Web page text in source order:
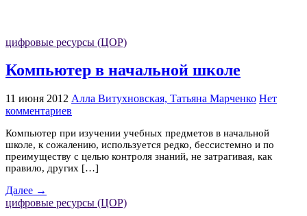
цифровые ресурсы (ЦОР)
Компьютер в начальной школе
11 июня 2012 Алла Витухновская, Татьяна Марченко Нет
комментариев
Компьютер при изучении учебных предметов в начальной
школе, к сожалению, используется редко, бессистемно и по
преимуществу с целью контроля знаний, не затрагивая, как
правило, других […]
Далее →
цифровые ресурсы (ЦОР)